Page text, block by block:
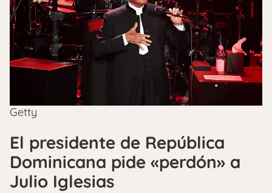
Getty
El presidente de República
Dominicana pide «perdón» a
Julio Iglesias